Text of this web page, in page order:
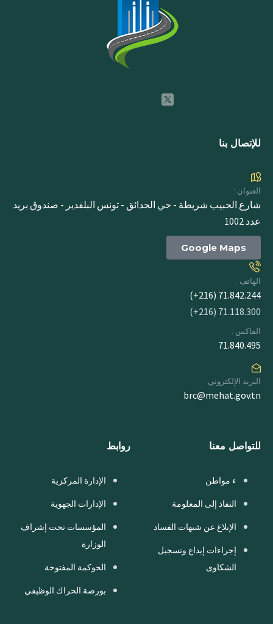
للإتصال بنا
العنوان :
شارع الحبيب شريطة - حي الحدائق - تونس البلفدير - صندوق بريد
عدد 1002
Google Maps
الهاتف :
71.842.244 (216+)
71.118.300 (216+)
الفاكس :
71.840.495
البريد الإلكتروني :
brc@mehat.gov.tn
للتواصل معنا
ء مواطن
النفاذ إلى المعلومة
الإبلاغ عن شبهات الفساد
إجراءات إيداع وتسجيل
الشكاوى
روابط
الإدارة المركزية
الإدارات الجهوية
المؤسسات تحت إشراف
الوزارة
الحوكمة المفتوحة
بورصة الحراك الوظيفي